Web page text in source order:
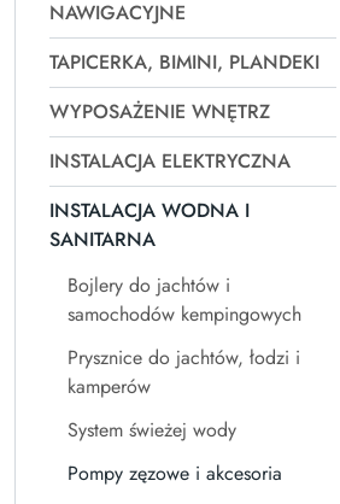
NAWIGACYJNE
TAPICERKA, BIMINI, PLANDEKI
WYPOSAŻENIE WNĘTRZ
INSTALACJA ELEKTRYCZNA
INSTALACJA WODNA I
SANITARNA
Bojlery do jachtów i
samochodów kempingowych
Prysznice do jachtów, łodzi i
kamperów
System świeżej wody
Pompy zęzowe i akcesoria